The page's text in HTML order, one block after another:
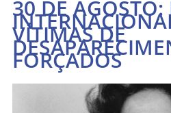
30 DE AGOSTO:
VÍTIMAS DE
FORÇADOS